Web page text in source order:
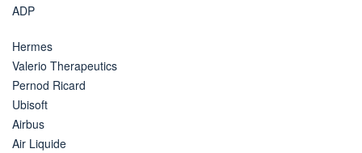
ADP
Hermes
Valerio Therapeutics
Pernod Ricard
Ubisoft
Airbus
Air Liquide